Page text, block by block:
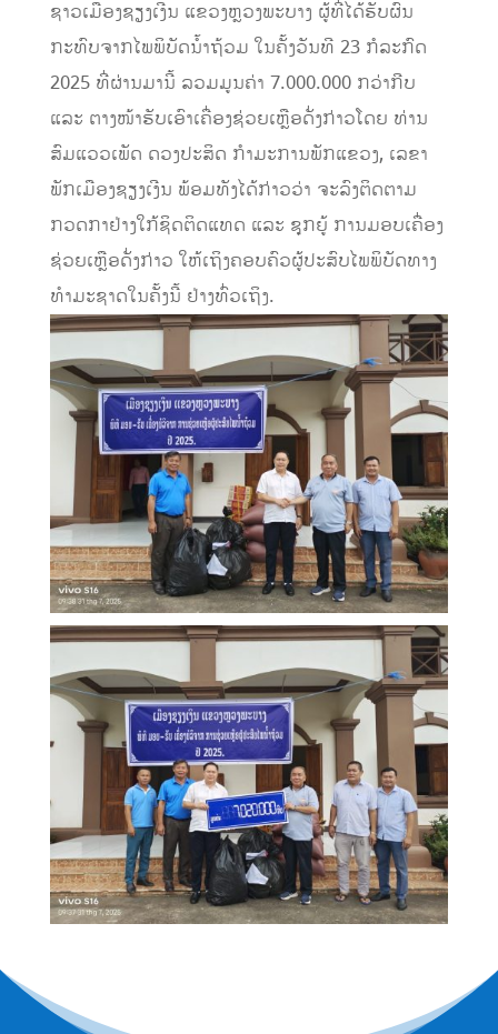
ຊາວເມືອງຊຽງເງີນ ແຂວງຫຼວງພະບາງ ຜູ້ທີ່ໄດ້ຮັບຜົນ
ກະທົບຈາກໄພພິບັດນໍ້າຖ້ວມ ໃນຄັ້ງວັນທີ 23 ກໍລະກົດ
2025 ທີ່ຜ່ານມານີ້ ລວມມູນຄ່າ 7.000.000 ກວ່າກີບ
ແລະ ຕາງໜ້າຮັບເອົາເຄື່ອງຊ່ວຍເຫຼືອດັ່ງກ່າວໂດຍ ທ່ານ
ສົມແວວເພັດ ດວງປະສິດ ກຳມະການພັກແຂວງ, ເລຂາ
ພັກເມືອງຊຽງເງີນ ພ້ອມທັງໄດ້ກ່າວວ່າ ຈະລົງຕິດຕາມ
ກວດກາຢ່າງໃກ້ຊິດຕິດແທດ ແລະ ຊຸກຍູ້ ການມອບເຄື່ອງ
ຊ່ວຍເຫຼືອດັ່ງກ່າວ ໃຫ້ເຖິງຄອບຄົວຜູ້ປະສົບໄພພິບັດທາງ
ທຳມະຊາດໃນຄັ້ງນີ້ ຢ່າງທົ່ວເຖິງ.